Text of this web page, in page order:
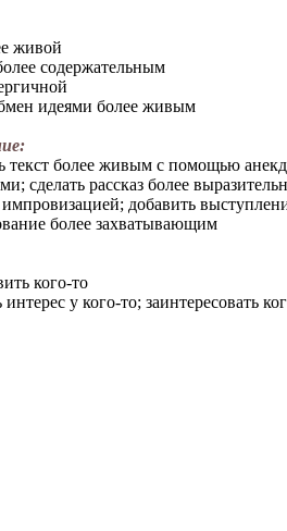
живой
содержательным
идеями более живым
текст более живым с помощью
сделать рассказ более
добавить
более захватывающим
кого-то
у кого-то; заинтересовать